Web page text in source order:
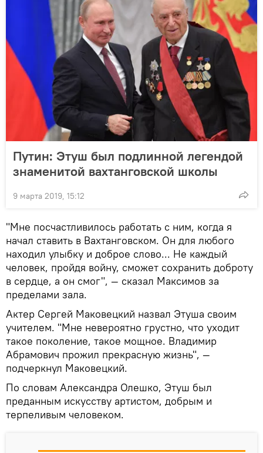
Путин: Этуш был подлинной легендой
знаменитой вахтанговской школы
9 марта 2019, 15:12
"Мне посчастливилось работать с ним, когда я
начал ставить в Вахтанговском. Он для любого
находил улыбку и доброе слово... Не каждый
человек, пройдя войну, сможет сохранить доброту
в сердце, а он смог", — сказал Максимов за
пределами зала.
Актер Сергей Маковецкий назвал Этуша своим
учителем. "Мне невероятно грустно, что уходит
такое поколение, такое мощное. Владимир
Абрамович прожил прекрасную жизнь", —
подчеркнул Маковецкий.
По словам Александра Олешко, Этуш был
преданным искусству артистом, добрым и
терпеливым человеком.